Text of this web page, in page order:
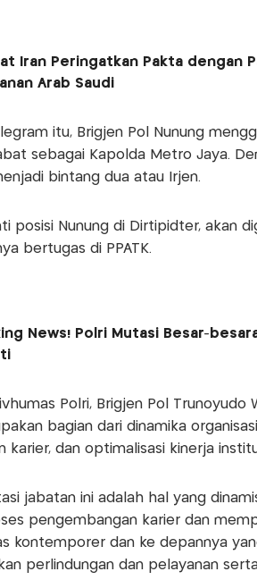
Iran Peringatkan Pakta dengan
Arab Saudi
itu, Brigjen Pol Nunung
sebagai Kapolda Metro Jaya.
bintang dua atau Irjen.
posisi Nunung di Dirtipidter, akan
bertugas di PPATK.
News! Polri Mutasi Besar-
Polri, Brigjen Pol Trunoyudo
bagian dari dinamika
karier, dan optimalisasi kinerja
jabatan ini adalah hal yang
pengembangan karier dan
kontemporer dan ke depannya
perlindungan dan pelayanan